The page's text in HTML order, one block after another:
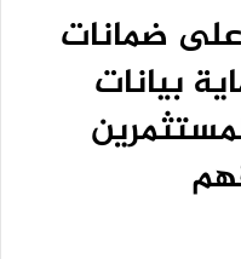
أعلى ضمانات
بيانات